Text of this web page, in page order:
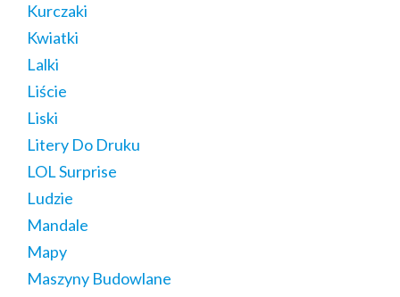
Kurczaki
Kwiatki
Lalki
Liście
Liski
Litery Do Druku
LOL Surprise
Ludzie
Mandale
Mapy
Maszyny Budowlane